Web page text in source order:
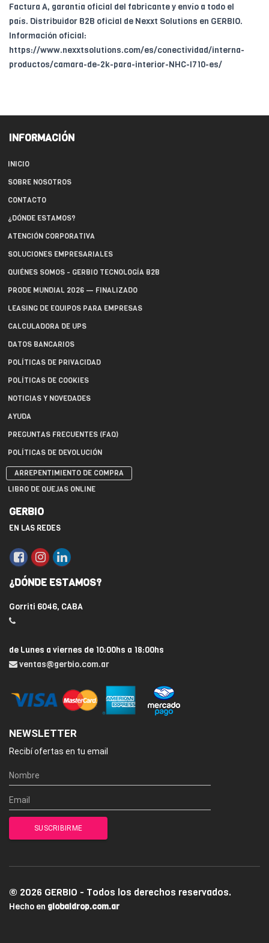
Factura A, garantía oficial del fabricante y envío a todo el
país. Distribuidor B2B oficial de Nexxt Solutions en GERBIO.
Información oficial:
https://www.nexxtsolutions.com/es/conectividad/interna-
productos/camara-de-2k-para-interior-NHC-I710-es/
INFORMACIÓN
INICIO
SOBRE NOSOTROS
CONTACTO
¿DÓNDE ESTAMOS?
ATENCIÓN CORPORATIVA
SOLUCIONES EMPRESARIALES
QUIÉNES SOMOS - GERBIO TECNOLOGÍA B2B
PRODE MUNDIAL 2026 — FINALIZADO
LEASING DE EQUIPOS PARA EMPRESAS
CALCULADORA DE UPS
DATOS BANCARIOS
POLÍTICAS DE PRIVACIDAD
POLÍTICAS DE COOKIES
NOTICIAS Y NOVEDADES
AYUDA
PREGUNTAS FRECUENTES (FAQ)
POLÍTICAS DE DEVOLUCIÓN
ARREPENTIMIENTO DE COMPRA
LIBRO DE QUEJAS ONLINE
GERBIO
EN LAS REDES
¿DÓNDE ESTAMOS?
Gorriti 6046, CABA
de Lunes a viernes de 10:00hs a 18:00hs
ventas@gerbio.com.ar
NEWSLETTER
Recibí ofertas en tu email
© 2026 GERBIO - Todos los derechos reservados.
Hecho en globaldrop.com.ar